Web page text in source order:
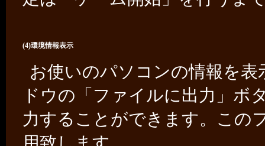
(4)環境情報表示
お使いのパソコンの情報を
ドウの「ファイルに出力」ボ
力することができます。この